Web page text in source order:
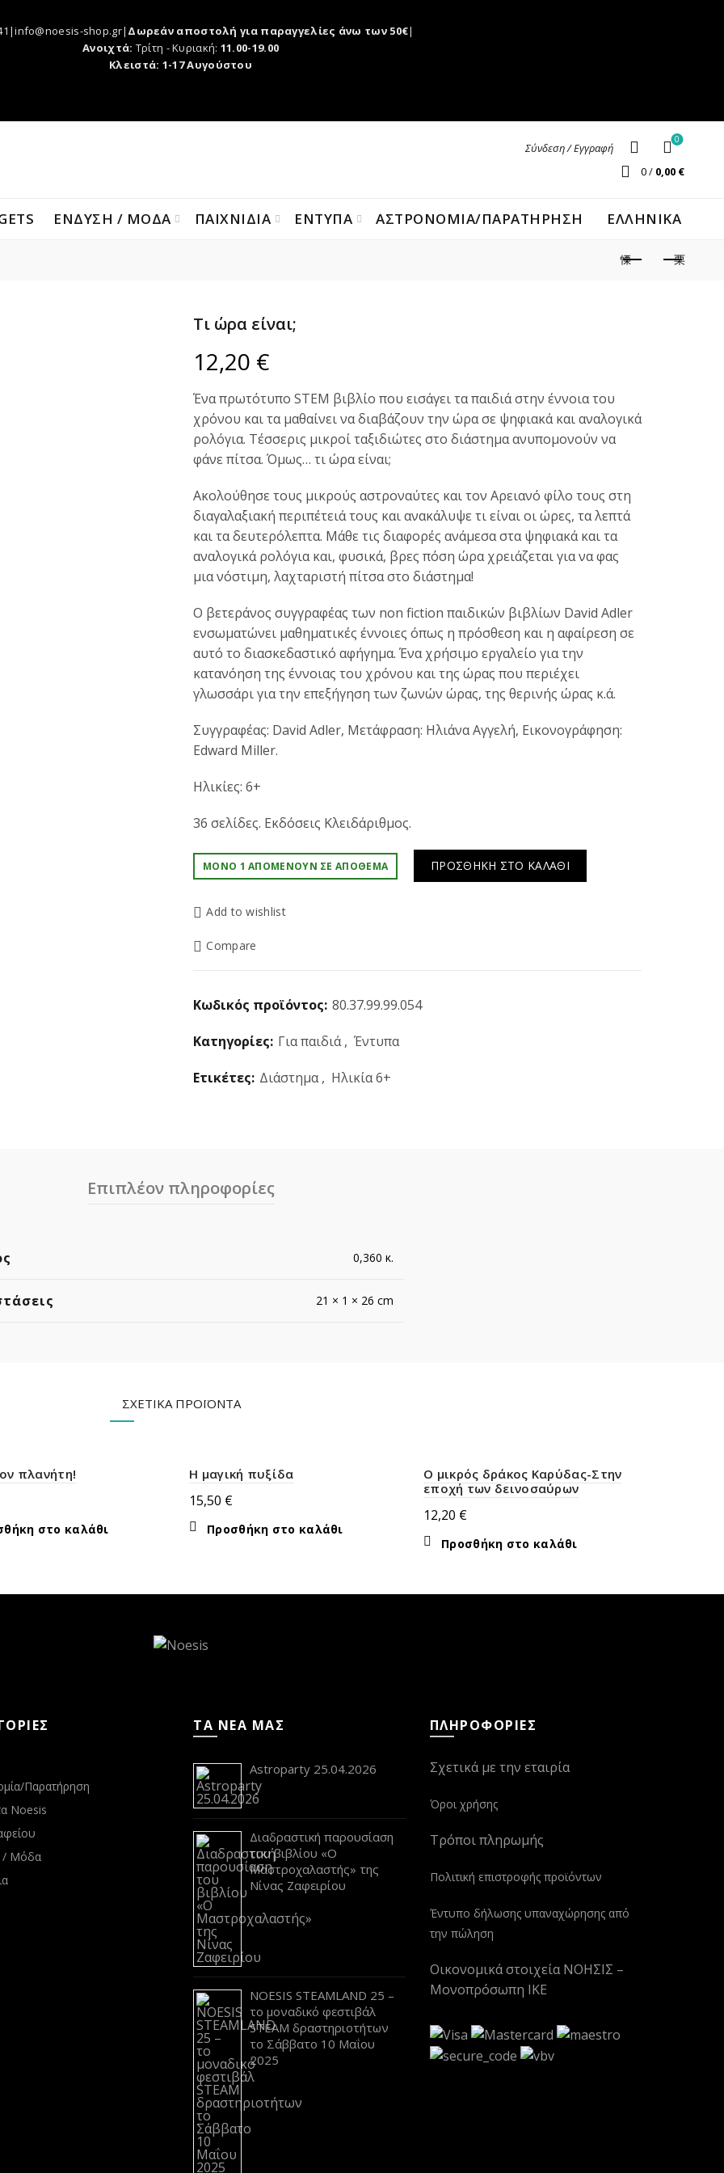
shop.gr| Δωρεάν αποστολή για παραγγελίες άνω των 50€|
Ανοιχτά: Τρίτη - Κυριακή: 11.00-19.00
Κλειστά: 1-17 Αυγούστου
Σύνδεση / Εγγραφή
0
0/ 0,00 €
ΕΝΔΥΣΗ / ΜΟΔΑ ΠΑΙΧΝΙΔΙΑ ΕΝΤΥΠΑ ΑΣΤΡΟΝΟΜΊΑ/ΠΑΡΑΤΉΡΗΣΗ ΕΛΛΗΝΙΚΑ
Τι ώρα είναι;
12,20 €
Ένα πρωτότυπο STEM βιβλίο που εισάγει τα παιδιά στην έννοια του
χρόνου και τα μαθαίνει να διαβάζουν την ώρα σε ψηφιακά και αναλογικά
ρολόγια. Τέσσερις μικροί ταξιδιώτες στο διάστημα ανυπομονούν να
φάνε πίτσα. Όμως… τι ώρα είναι;
Ακολούθησε τους μικρούς αστροναύτες και τον Αρειανό φίλο τους στη
διαγαλαξιακή περιπέτειά τους και ανακάλυψε τι είναι οι ώρες, τα λεπτά
και τα δευτερόλεπτα. Μάθε τις διαφορές ανάμεσα στα ψηφιακά και τα
αναλογικά ρολόγια και, φυσικά, βρες πόση ώρα χρειάζεται για να φας
μια νόστιμη, λαχταριστή πίτσα στο διάστημα!
Ο βετεράνος συγγραφέας των non fiction παιδικών βιβλίων David Adler
ενσωματώνει μαθηματικές έννοιες όπως η πρόσθεση και η αφαίρεση σε
αυτό το διασκεδαστικό αφήγημα. Ένα χρήσιμο εργαλείο για την
κατανόηση της έννοιας του χρόνου και της ώρας που περιέχει
γλωσσάρι για την επεξήγηση των ζωνών ώρας, της θερινής ώρας κ.ά.
Συγγραφέας: David Adler, Μετάφραση: Ηλιάνα Αγγελή, Εικονογράφηση:
Edward Miller.
Ηλικίες: 6+
36 σελίδες. Εκδόσεις Κλειδάριθμος.
ΜΌΝΟ 1 ΑΠΟΜΈΝΟΥΝ ΣΕ ΑΠΌΘΕΜΑ ΠΡΟΣΘΉΚΗ ΣΤΟ ΚΑΛΆΘΙ
Add to wishlist
Compare
Κωδικός προϊόντος: 80.37.99.99.054
Κατηγορίες: Για παιδιά , Έντυπα
Ετικέτες: Διάστημα , Ηλικία 6+
Επιπλέον πληροφορίες
0,360 κ.
21 × 1 × 26 cm
ΣΧΕΤΙΚΆ ΠΡΟΪΌΝΤΑ
πλανήτη!
στο καλάθι
Η μαγική πυξίδα
15,50 €
Προσθήκη στο καλάθι
Ο μικρός δράκος Καρύδας-Στην
εποχή των δεινοσαύρων
12,20 €
Προσθήκη στο καλάθι
Παρατήρηση
Noesis
/ Μόδα
ΤΑ ΝΕΑ ΜΑΣ
Astroparty 25.04.2026
Διαδραστική παρουσίαση
του βιβλίου «Ο
Μαστροχαλαστής» της
Νίνας Ζαφειρίου
NOESIS STEAMLAND 25 –
το μοναδικό φεστιβάλ
STEAM δραστηριοτήτων
το Σάββατο 10 Μαΐου
2025
ΠΛΗΡΟΦΟΡΙΕΣ
Σχετικά με την εταιρία
Όροι χρήσης
Τρόποι πληρωμής
Πολιτική επιστροφής προϊόντων
Έντυπο δήλωσης υπαναχώρησης από
την πώληση
Οικονομικά στοιχεία ΝΟΗΣΙΣ –
Μονοπρόσωπη ΙΚΕ